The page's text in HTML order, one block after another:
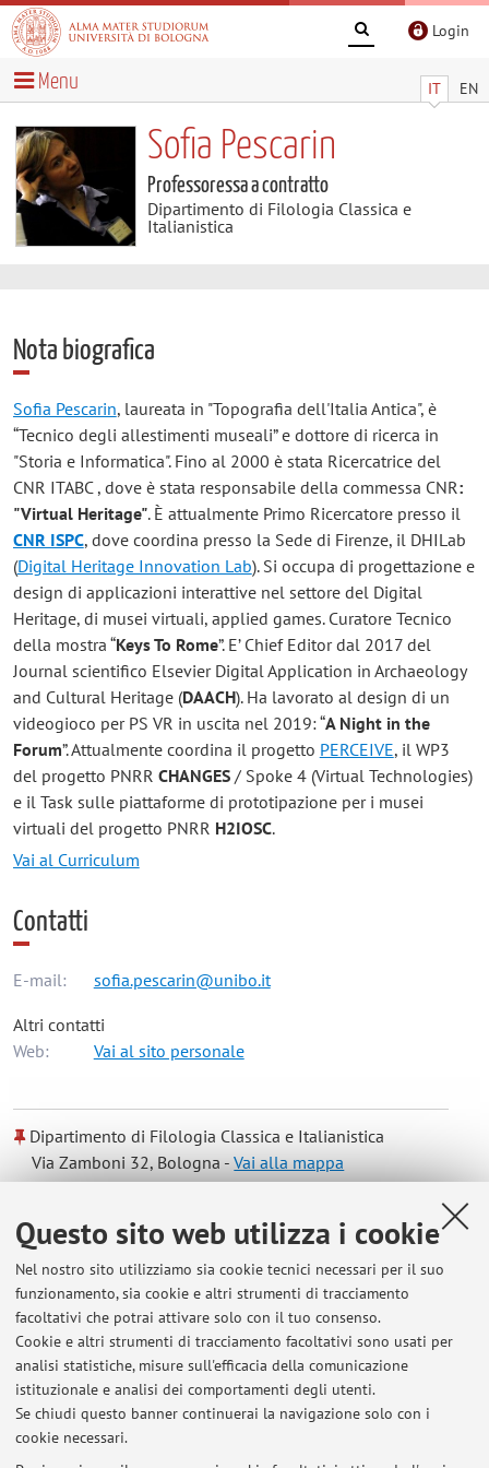
Questo sito web utilizza i cookie
Nel nostro sito utilizziamo sia cookie tecnici necessari per il suo
funzionamento, sia cookie e altri strumenti di tracciamento
facoltativi che potrai attivare solo con il tuo consenso.
Cookie e altri strumenti di tracciamento facoltativi sono usati per
analisi statistiche, misure sull'efficacia della comunicazione
istituzionale e analisi dei comportamenti degli utenti.
Se chiudi questo banner continuerai la navigazione solo con i
cookie necessari.
Login
IT EN
Menu
Sofia Pescarin
Professoressa a contratto
Dipartimento di Filologia Classica e
Italianistica
Nota biografica
Sofia Pescarin, laureata in "Topografia dell'Italia Antica", è
“Tecnico degli allestimenti museali” e dottore di ricerca in
"Storia e Informatica". Fino al 2000 è stata Ricercatrice del
CNR ITABC , dove è stata responsabile della commessa CNR:
"Virtual Heritage". È attualmente Primo Ricercatore presso il
CNR ISPC, dove coordina presso la Sede di Firenze, il DHILab
(Digital Heritage Innovation Lab). Si occupa di progettazione e
design di applicazioni interattive nel settore del Digital
Heritage, di musei virtuali, applied games. Curatore Tecnico
della mostra “Keys To Rome”. E’ Chief Editor dal 2017 del
Journal scientifico Elsevier Digital Application in Archaeology
and Cultural Heritage (DAACH). Ha lavorato al design di un
videogioco per PS VR in uscita nel 2019: “A Night in the
Forum”. Attualmente coordina il progetto PERCEIVE, il WP3
del progetto PNRR CHANGES / Spoke 4 (Virtual Technologies)
e il Task sulle piattaforme di prototipazione per i musei
virtuali del progetto PNRR H2IOSC.
Vai al Curriculum
Contatti
E-mail: sofia.pescarin@unibo.it
Altri contatti
Web:
Vai al sito personale
Dipartimento di Filologia Classica e Italianistica
Via Zamboni 32, Bologna -Vai alla mappa
Orario di ricevimento
Su appuntamento(upon request)
Please send an e-mail to sofia.pescarin@cnr.it
Dipt. Ficlit
Via Zamboni 32
Studio 13, I Piano